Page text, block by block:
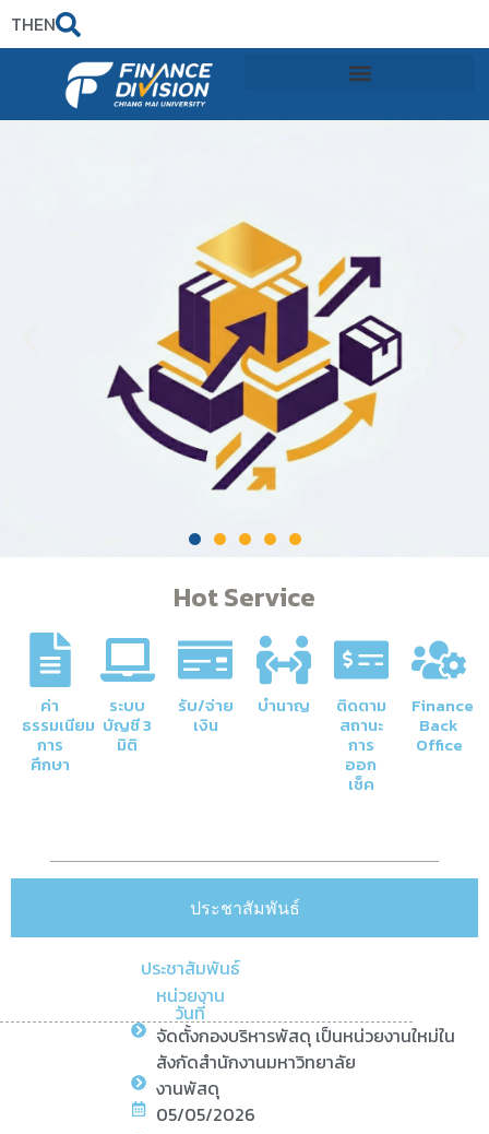
THEN
Hot Service
ค่า
ธรรมเนียม
การ
ศึกษา
ระบบ
บัญชี 3
มิติ
รับ/จ่าย
เงิน
บำนาญ ติดตาม
สถานะ
การ
ออก
เช็ค
Finance
Back
Office
ประชาสัมพันธ์
ประชาสัมพันธ์
หน่วยงาน
วันที่
จัดตั้งกองบริหารพัสดุ เป็นหน่วยงานใหม่ใน
สังกัดสำนักงานมหาวิทยาลัย
งานพัสดุ
05/05/2026